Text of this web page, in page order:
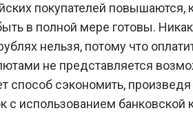
покупателей повышаются,
в полной мере готовы.
нельзя, потому что
не представляется
способ сэкономить, произведя
с использованием банковской